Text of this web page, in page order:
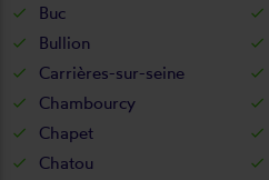
Buc
Bullion
Carrières-sur-seine
Chambourcy
Chapet
Chatou